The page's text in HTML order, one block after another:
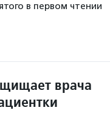
в первом чтении
врача